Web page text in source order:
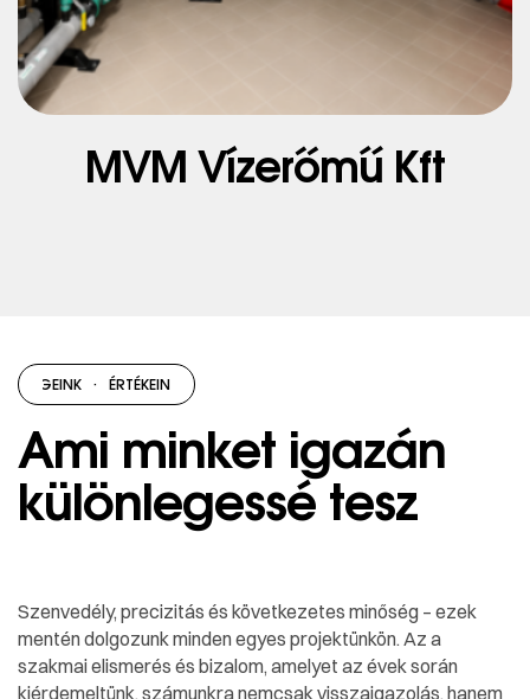
MVM Vízerőmű Kft
· ÉRTÉKEINK ERŐSSÉGEINK
Ami minket igazán
különlegessé tesz
Szenvedély, precizitás és következetes minőség – ezek
mentén dolgozunk minden egyes projektünkön. Az a
szakmai elismerés és bizalom, amelyet az évek során
kiérdemeltünk, számunkra nemcsak visszaigazolás, hanem